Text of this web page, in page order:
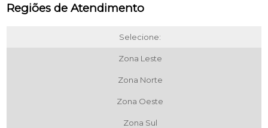
Regiões de Atendimento
Selecione:
Zona Leste
Zona Norte
Zona Oeste
Zona Sul